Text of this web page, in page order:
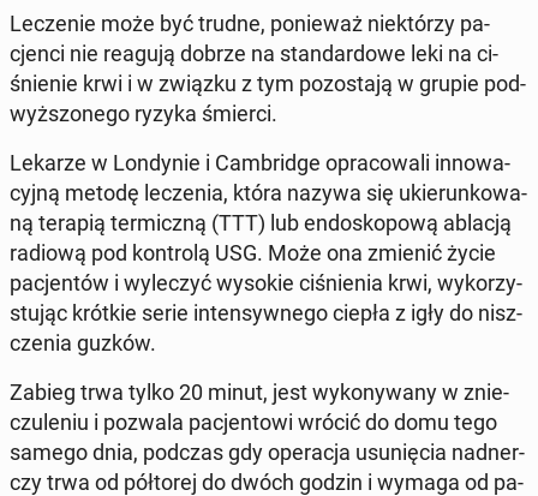
Le­cze­nie może być trudne, po­nie­waż nie­któ­rzy pa­
cjen­ci nie reagują dobrze na stan­dar­do­we leki na ci­
śnie­nie krwi i w związku z tym po­zo­sta­ją w grupie pod­
wyż­szo­ne­go ryzyka śmierci.
Lekarze w Lon­dy­nie i Cam­brid­ge opra­co­wa­li in­no­wa­
cyj­ną metodę le­cze­nia, która nazywa się ukie­run­ko­wa­
ną terapią ter­micz­ną (TTT) lub en­do­sko­po­wą ablacją
radiową pod kon­tro­lą USG. Może ona zmienić życie
pa­cjen­tów i wy­le­czyć wysokie ci­śnie­nia krwi, wy­ko­rzy­
stu­jąc krótkie serie in­ten­syw­ne­go ciepła z igły do ​​nisz­
cze­nia guzków.
Zabieg trwa tylko 20 minut, jest wy­ko­ny­wa­ny w znie­
czu­le­niu i pozwala pa­cjen­to­wi wrócić do domu tego
samego dnia, podczas gdy ope­ra­cja usu­nię­cia nad­ner­
czy trwa od pół­to­rej do dwóch godzin i wymaga od pa­